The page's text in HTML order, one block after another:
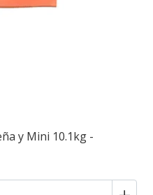
y Mini 10.1kg -